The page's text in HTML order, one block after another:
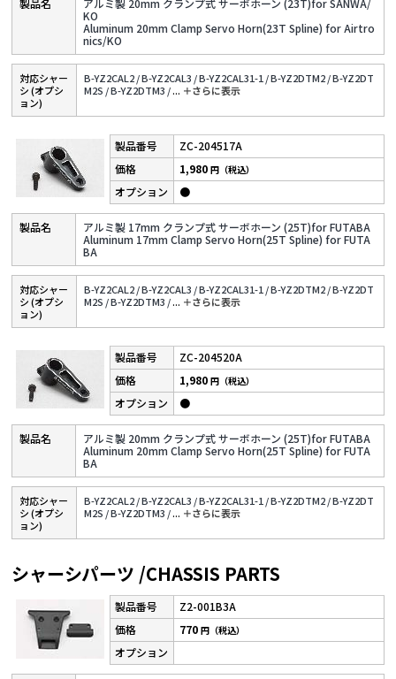
アルミ製 20mm クランプ式 サーボホーン (23T)for SANWA/
KO
Aluminum 20mm Clamp Servo Horn(23T Spline) for Airtro
nics/KO
対応シャー
シ (オプシ
ョン)
B-YZ2CAL2 /B-YZ2CAL3 /B-YZ2CAL31-1 /B-YZ2DTM2 /B-YZ2DT
M2S /B-YZ2DTM3 /... ＋さらに表⽰
ZC-204517A
アルミ製 17mm クランプ式 サーボホーン (25T)for FUTABA
Aluminum 17mm Clamp Servo Horn(25T Spline) for FUTA
BA
1,980円（税込）
●
対応シャー
シ (オプシ
ョン)
B-YZ2CAL2 /B-YZ2CAL3 /B-YZ2CAL31-1 /B-YZ2DTM2 /B-YZ2DT
M2S /B-YZ2DTM3 /... ＋さらに表⽰
ZC-204520A
アルミ製 20mm クランプ式 サーボホーン (25T)for FUTABA
Aluminum 20mm Clamp Servo Horn(25T Spline) for FUTA
BA
1,980円（税込）
●
対応シャー
シ (オプシ
ョン)
B-YZ2CAL2 /B-YZ2CAL3 /B-YZ2CAL31-1 /B-YZ2DTM2 /B-YZ2DT
M2S /B-YZ2DTM3 /... ＋さらに表⽰
シャーシパーツ /CHASSIS PARTS
Z2-001B3A
770円（税込）